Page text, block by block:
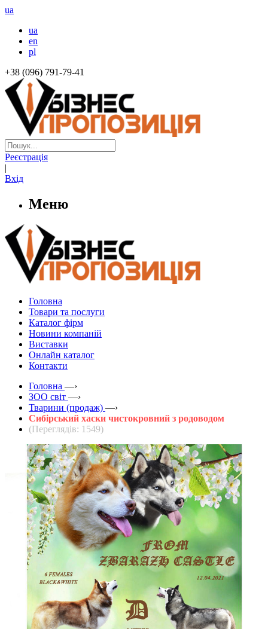
ua
ua
en
pl
+38 (096) 791-79-41
Реєстрація
|
Вхід
Меню
Головна
Товари та послуги
Каталог фірм
Новини компаній
Виставки
Онлайн каталог
Контакти
Головна —›
ЗOO світ —›
Тварини (продаж) —›
Сибірський хаски чистокровний з родоводом
(Переглядів: 1549)